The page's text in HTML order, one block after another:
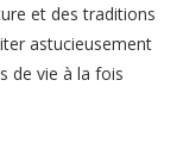
et des traditions
astucieusement
de vie à la fois